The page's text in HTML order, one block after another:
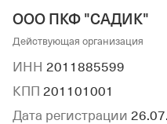
ООО ПКФ "САДИК"
Действующая организация
ИНН 2011885599
КПП 201101001
Дата регистрации